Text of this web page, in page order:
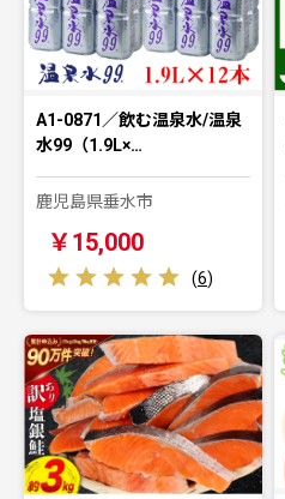
A1-0871／飲む温泉水/温泉
水99（1.9L×…
鹿児島県垂水市
￥15,000
(6)